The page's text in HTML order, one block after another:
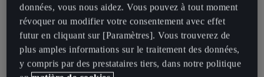
Il s’appuie sur une histoire vraie. Une saga familiale alliant héritage
africain et artisanat italien. Cette double personnalité se reflète
dans chaque détail de notre marque et dans chaque nouvelle
création.
données, vous nous aidez. Vous pouvez à tout moment
révoquer ou modifier votre consentement avec effet
futur en cliquant sur [Paramètres]. Vous trouverez de
plus amples informations sur le traitement des données,
y compris par des prestataires tiers, dans notre politique